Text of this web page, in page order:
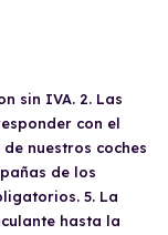
sin IVA. 2. Las
con el
nuestros coches
de los
5. La
hasta la